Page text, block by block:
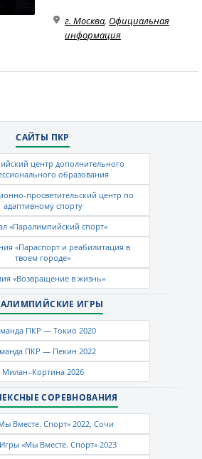
г. Москва, Официальная
информация
САЙТЫ ПКР
центр дополнительного
образования
просветительский центр по
адаптивному спорту
«Паралимпийский спорт»
«Параспорт и реабилитация в
твоем городе»
«Возвращение в жизнь»
ИГРЫ
ПКР — Токио 2020
ПКР — Пекин 2022
Милан–Кортина 2026
СОРЕВНОВАНИЯ
Вместе. Спорт» 2022, Сочи
«Мы Вместе. Спорт» 2023